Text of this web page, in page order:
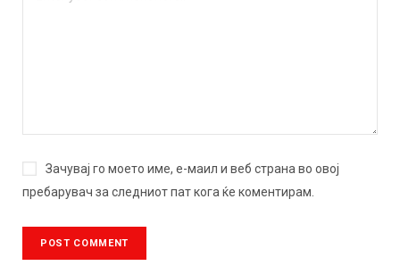
Зачувај го моето име, е-маил и веб страна во овој
пребарувач за следниот пат кога ќе коментирам.